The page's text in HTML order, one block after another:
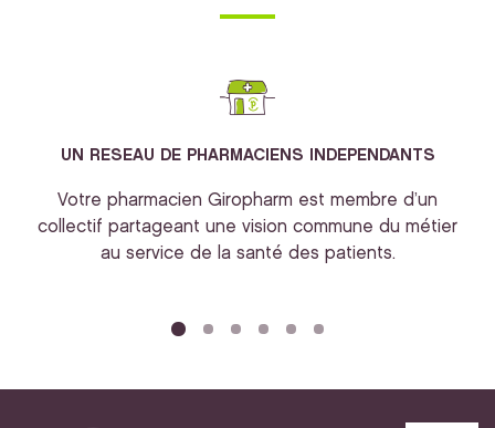
UN RESEAU DE PHARMACIENS INDEPENDANTS
Votre pharmacien Giropharm est membre d’un
collectif partageant une vision commune du métier
au service de la santé des patients.